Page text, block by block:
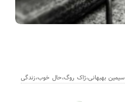
سیمین بهبهانی،ژاک روگ،حال خوب،زندگی